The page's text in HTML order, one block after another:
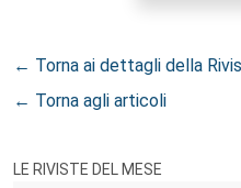
← Torna ai dettagli della
← Torna agli articoli
LE RIVISTE DEL MESE